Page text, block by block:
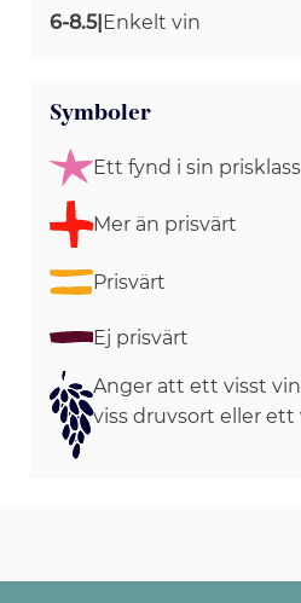
6-8.5| Enkelt vin
Symboler
Ett fynd i sin prisklass
Mer än prisvärt
Prisvärt
Ej prisvärt
Anger att ett visst
viss druvsort eller